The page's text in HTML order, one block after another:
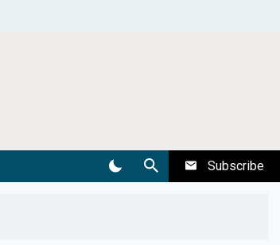
Subscribe